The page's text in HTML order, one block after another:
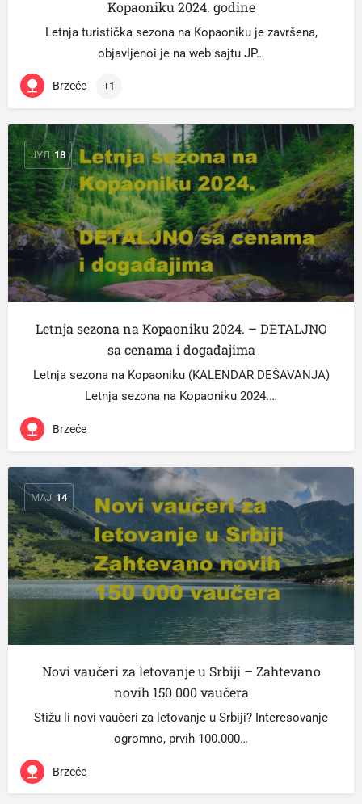
Kopaoniku 2024. godine
Letnja turistička sezona na Kopaoniku je završena,
objavljenoi je na web sajtu JP…
Brzeće +1
ЈУЛ 18
Letnja sezona na Kopaoniku 2024. – DETALJNO
sa cenama i događajima
Letnja sezona na Kopaoniku (KALENDAR DEŠAVANJA)
Letnja sezona na Kopaoniku 2024.…
Brzeće
МАЈ 14
Novi vaučeri za letovanje u Srbiji – Zahtevano
novih 150 000 vaučera
Stižu li novi vaučeri za letovanje u Srbiji? Interesovanje
ogromno, prvih 100.000…
Brzeće